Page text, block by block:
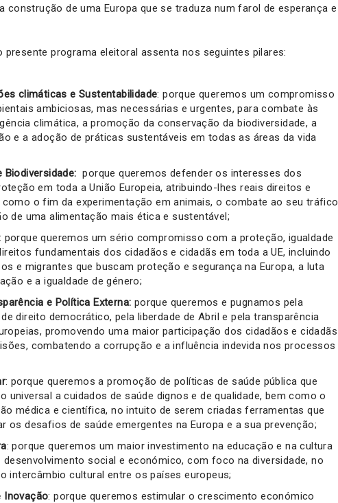
construção de uma Europa que se traduza num farol de esperança e
programa eleitoral assenta nos seguintes pilares:
climáticas e Sustentabilidade: porque queremos um compromisso
ambiciosas, mas necessárias e urgentes, para combate às
climática, a promoção da conservação da biodiversidade, a
e a adoção de práticas sustentáveis em todas as áreas da vida
Biodiversidade: porque queremos defender os interesses dos
em toda a União Europeia, atribuindo-lhes reais direitos e
como o fim da experimentação em animais, o combate ao seu tráfico
de uma alimentação mais ética e sustentável;
: porque queremos um sério compromisso com a proteção, igualdade
fundamentais dos cidadãos e cidadãs em toda a UE, incluindo
e migrantes que buscam proteção e segurança na Europa, a luta
e a igualdade de género;
e Política Externa: porque queremos e pugnamos pela
direito democrático, pela liberdade de Abril e pela transparência
promovendo uma maior participação dos cidadãos e cidadãs
combatendo a corrupção e a influência indevida nos processos
: porque queremos a promoção de políticas de saúde pública que
universal a cuidados de saúde dignos e de qualidade, bem como o
médica e científica, no intuito de serem criadas ferramentas que
os desafios de saúde emergentes na Europa e a sua prevenção;
: porque queremos um maior investimento na educação e na cultura
social e económico, com foco na diversidade, no
intercâmbio cultural entre os países europeus;
Inovação: porque queremos estimular o crescimento económico